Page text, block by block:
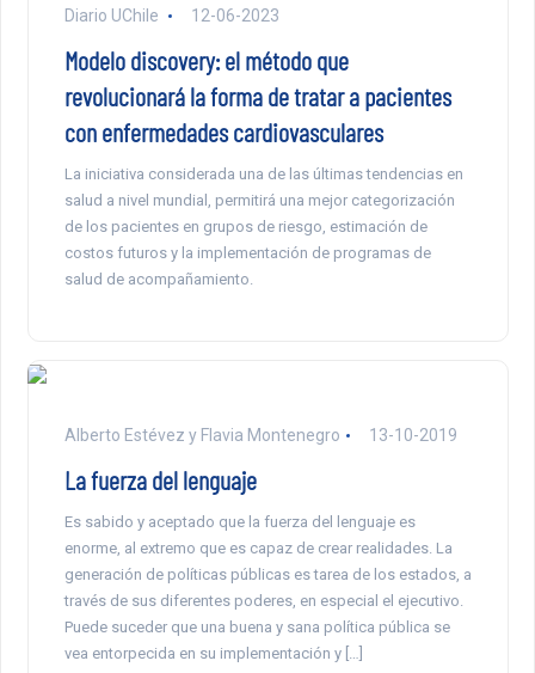
Diario UChile 12-06-2023
Modelo discovery: el método que
revolucionará la forma de tratar a pacientes
con enfermedades cardiovasculares
La iniciativa considerada una de las últimas tendencias en
salud a nivel mundial, permitirá una mejor categorización
de los pacientes en grupos de riesgo, estimación de
costos futuros y la implementación de programas de
salud de acompañamiento.
Alberto Estévez y Flavia Montenegro 13-10-2019
La fuerza del lenguaje
Es sabido y aceptado que la fuerza del lenguaje es
enorme, al extremo que es capaz de crear realidades. La
generación de políticas públicas es tarea de los estados, a
través de sus diferentes poderes, en especial el ejecutivo.
Puede suceder que una buena y sana política pública se
vea entorpecida en su implementación y […]